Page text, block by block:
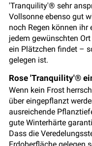
'Tranquility'® sehr
Vollsonne ebenso gut
noch Regen können ihr
jedem gewünschten
ein Plätzchen findet –
gelegen ist.
Rose 'Tranquility'®
Wenn kein Frost
über eingepflanzt
ausreichende
gute Winterhärte
Dass die
Erdoberfläche gelegen